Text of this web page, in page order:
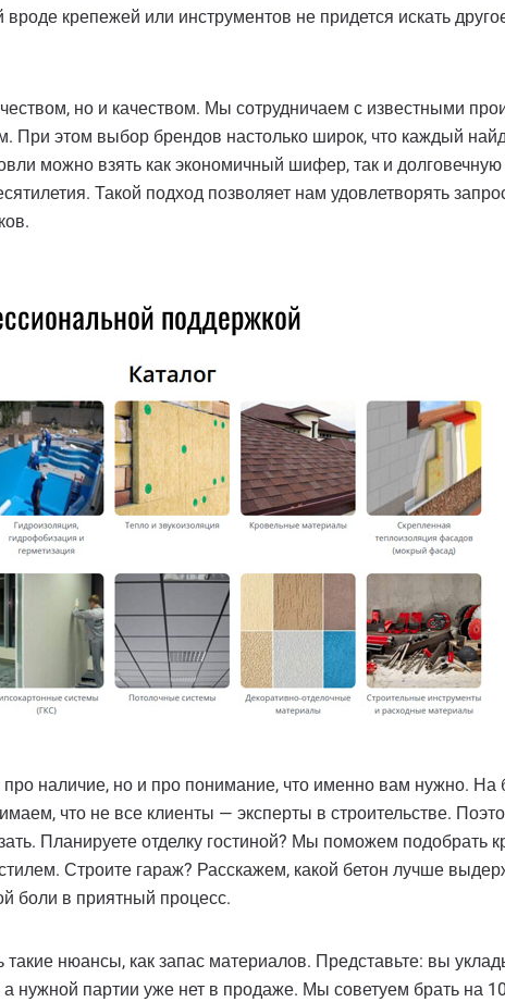
крепежей или инструментов не придется искать
но и качеством. Мы сотрудничаем с известными
При этом выбор брендов настолько широк, что каждый
можно взять как экономичный шифер, так и долговечную
Такой подход позволяет нам удовлетворять
поддержкой
наличие, но и про понимание, что именно вам нужно. На
что не все клиенты — эксперты в строительстве.
Планируете отделку гостиной? Мы поможем подобрать
Строите гараж? Расскажем, какой бетон лучше
боли в приятный процесс.
нюансы, как запас материалов. Представьте: вы
а нужной партии уже нет в продаже. Мы советуем брать на